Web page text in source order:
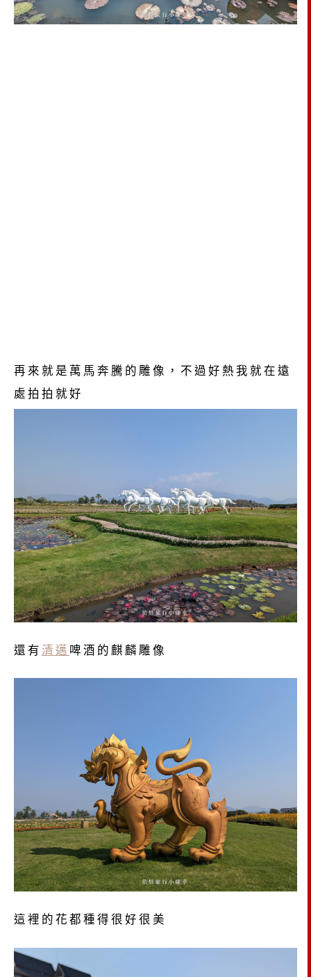
再來就是萬馬奔騰的雕像，不過好熱我就在遠
處拍拍就好
還有 清邁 啤酒的麒麟雕像
這裡的花都種得很好很美